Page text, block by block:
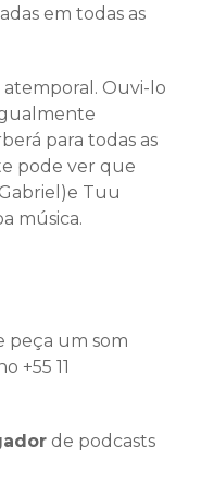
em todas as
atemporal. Ouvi-lo
para todas as
pode ver que
Tuu
música.
peça um som
+55 11
de podcasts